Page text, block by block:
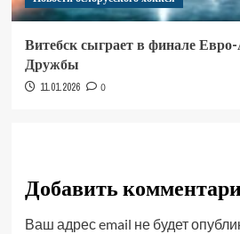
Витебск сыграет в финале
Дружбы
11.01.2026 0
Добавить
Ваш адрес email не будет